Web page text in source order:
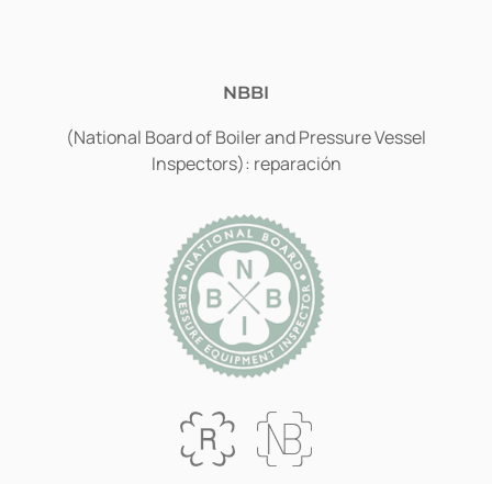
NBBI
(National Board of Boiler and Pressure Vessel
Inspectors): reparación